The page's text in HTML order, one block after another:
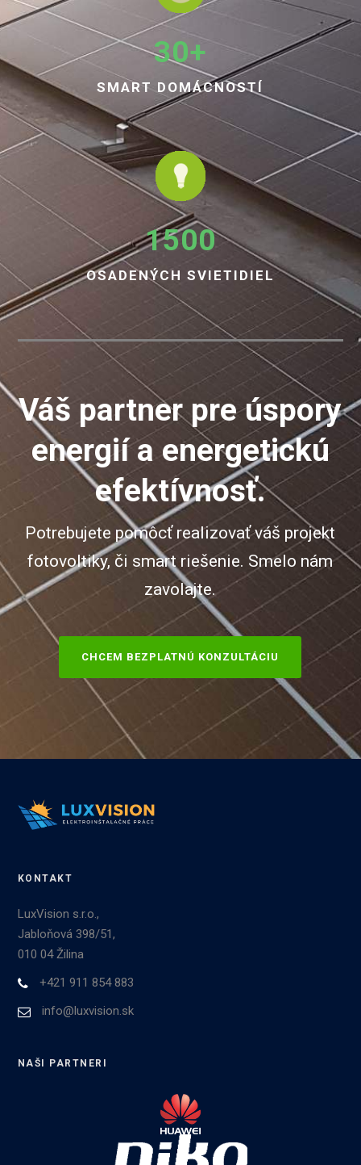
30+
SMART DOMÁCNOSTÍ
1500
OSADENÝCH SVIETIDIEL
Váš partner pre úspory
energií a energetickú
efektívnosť.
Potrebujete pomôcť realizovať váš projekt
fotovoltiky, či smart riešenie. Smelo nám
zavolajte.
CHCEM BEZPLATNÚ KONZULTÁCIU
KONTAKT
LuxVision s.r.o.,
Jabloňová 398/51,
010 04 Žilina
+421 911 854 883
info@luxvision.sk
NAŠI PARTNERI